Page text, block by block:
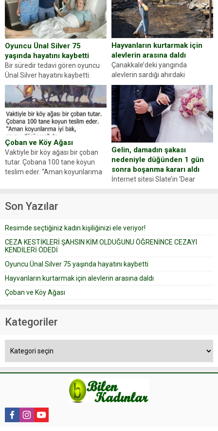
sorup belgelerini istedi. Sürücü
Abdurrahman Ö.nün verdiği
evraklarda eksik olduğunu...
Oyuncu Ünal Silver 75
yaşında hayatını kaybetti
Bir süredir tedavi gören oyuncu
Ünal Silver hayatını kaybetti.
Haberi, oyuncunun menajerlik
ajansı duyurdu. Renda Güner,
sosyal medya hesabında “Usta
Oyuncumuz ve çok değerli
dostumuz...
Hayvanların kurtarmak için
alevlerin arasına daldı
Çanakkale’deki yangında
alevlerin sardığı ahırdaki
hayvanlarını kurtarmak isteyen
Zeki Demir (66) ölümden döndü.
Yüzünde ve ellerinde yanıklar
oluşan Demir, kâbus dolu anları
anlattı… Merkeze bağlı...
Çoban ve Köy Ağası
Vaktiyle bir köy ağası bir çoban
tutar. Çobana 100 tane koyun
teslim eder. “Aman koyunlarıma
Çoban koyunları alır gider. Aylar...
Gelin, damadın şakası
nedeniyle düğünden 1 gün
sonra boşanma kararı aldı
İnternet sitesi Slate’in ‘Dear
Prudence’ isimli tavsiye köşesine
yapıştırdığı için düğünden...
Son Yazılar
Resimde seçtiğiniz kadın kişiliğinizi ele veriyor!
CEZA KESTİKLERİ ŞAHSIN KİM OLDUĞUNU ÖĞRENİNCE CEZAYI
KENDİLERİ ÖDEDİ
Oyuncu Ünal Silver 75 yaşında hayatını kaybetti
Hayvanların kurtarmak için alevlerin arasına daldı
Çoban ve Köy Ağası
Kategoriler